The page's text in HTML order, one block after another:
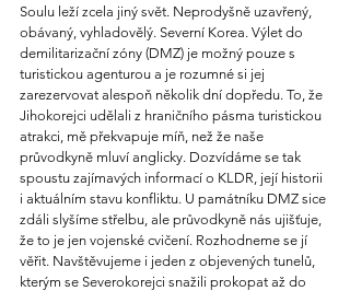
Soulu leží zcela jiný svět. Neprodyšně uzavřený,
obávaný, vyhladovělý. Severní Korea. Výlet do
demilitarizační zóny (DMZ) je možný pouze s
turistickou agenturou a je rozumné si jej
zarezervovat alespoň několik dní dopředu. To, že
Jihokorejci udělali z hraničního pásma turistickou
atrakci, mě překvapuje míň, než že naše
průvodkyně mluví anglicky. Dozvídáme se tak
spoustu zajímavých informací o KLDR, její historii
i aktuálním stavu konfliktu. U památníku DMZ sice
zdáli slyšíme střelbu, ale průvodkyně nás ujišťuje,
že to je jen vojenské cvičení. Rozhodneme se jí
věřit. Navštěvujeme i jeden z objevených tunelů,
kterým se Severokorejci snažili prokopat až do